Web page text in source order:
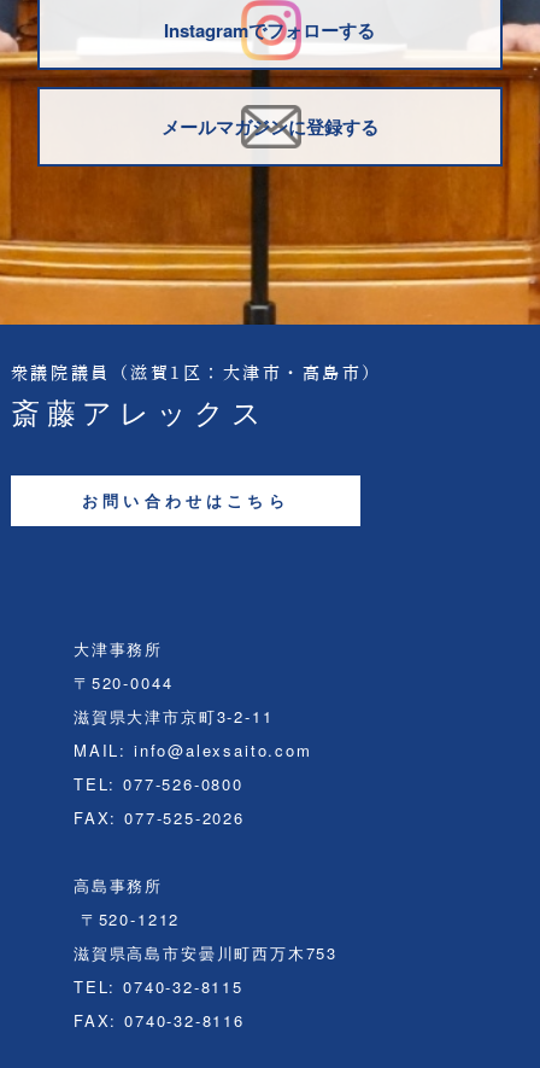
Instagramでフォローする
メールマガジンに登録する
衆議院議員 （滋賀1区：大津市・高島市）
斎藤アレックス
お問い合わせはこちら
大津事務所
〒520-0044
滋賀県大津市京町3-2-11
MAIL: info@alexsaito.com
TEL: 077-526-0800
FAX: 077-525-2026
高島事務所
〒520-1212
滋賀県高島市安曇川町西万木753
TEL: 0740-32-8115
FAX: 0740-32-8116